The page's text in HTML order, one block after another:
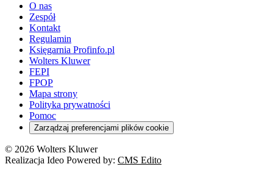
O nas
Zespół
Kontakt
Regulamin
Księgarnia Profinfo.pl
Wolters Kluwer
FEPI
FPOP
Mapa strony
Polityka prywatności
Pomoc
Zarządzaj preferencjami plików cookie
© 2026 Wolters Kluwer
Realizacja Ideo Powered by: CMS Edito